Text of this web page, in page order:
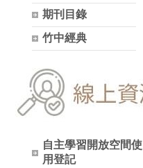
期刊目錄
竹中經典
自主學習開放空間使
用登記